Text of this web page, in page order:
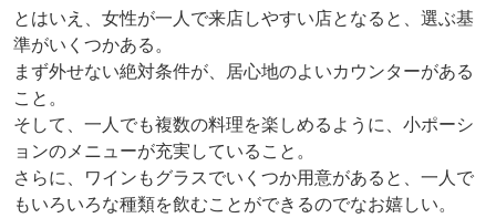
とはいえ、女性が一人で来店しやすい店となると、選ぶ基
準がいくつかある。
まず外せない絶対条件が、居心地のよいカウンターがある
こと。
そして、一人でも複数の料理を楽しめるように、小ポーシ
ョンのメニューが充実していること。
さらに、ワインもグラスでいくつか用意があると、一人で
もいろいろな種類を飲むことができるのでなお嬉しい。